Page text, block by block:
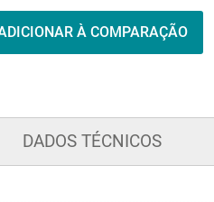
À COMPARAÇÃO
DADOS TÉCNICOS